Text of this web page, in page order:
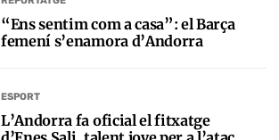
“Ens sentim com a casa”: el Barça
femení s’enamora d’Andorra
ESPORT
L’Andorra fa oficial el fitxatge